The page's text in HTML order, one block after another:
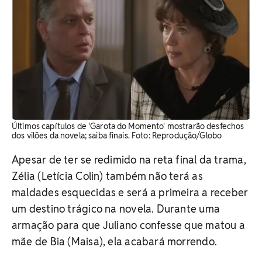
Últimos capítulos de 'Garota do Momento' mostrarão desfechos
dos vilões da novela; saiba finais. Foto: Reprodução/Globo
Apesar de ter se redimido na reta final da trama,
Zélia (Letícia Colin) também não terá as
maldades esquecidas e será a primeira a receber
um destino trágico na novela. Durante uma
armação para que Juliano confesse que matou a
mãe de Bia (Maisa), ela acabará morrendo.